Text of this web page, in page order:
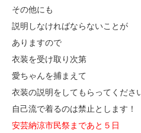
その他にも
説明しなければならないことが
ありますので
衣装を受け取り次第
愛ちゃんを捕まえて
衣装の説明をしてもらってくださ
自己流で着るのは禁止とします！
安芸納涼市民祭まであと５日